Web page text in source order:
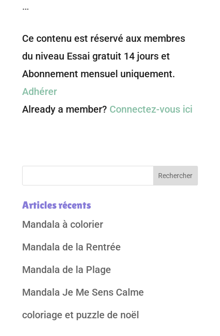
…
Ce contenu est réservé aux membres
du niveau Essai gratuit 14 jours et
Abonnement mensuel uniquement.
Adhérer
Already a member? Connectez-vous ici
Articles récents
Mandala à colorier
Mandala de la Rentrée
Mandala de la Plage
Mandala Je Me Sens Calme
coloriage et puzzle de noël